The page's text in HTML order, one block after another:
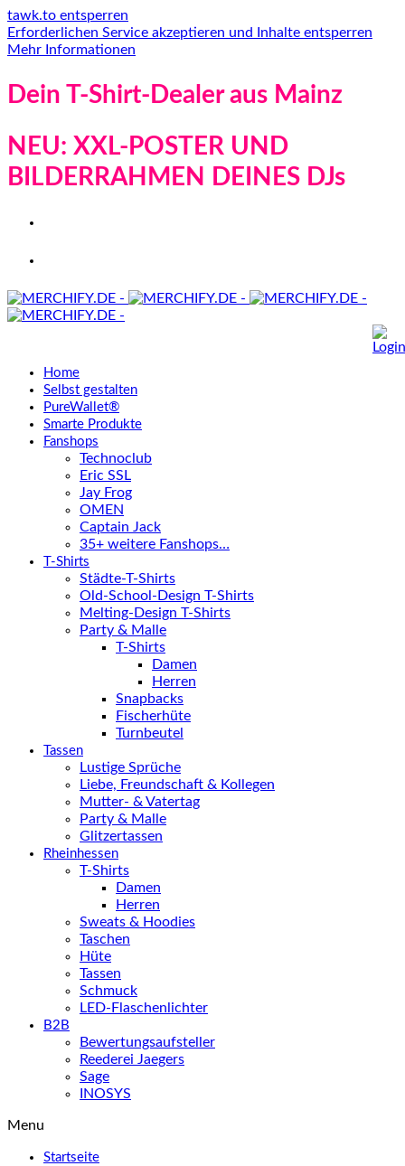
tawk.to entsperren
Erforderlichen Service akzeptieren und Inhalte entsperren
Mehr Informationen
Dein T-Shirt-Dealer aus Mainz
NEU: XXL-POSTER UND
BILDERRAHMEN DEINES DJs
Home
Selbst gestalten
PureWallet®
Smarte Produkte
Fanshops
Technoclub
Eric SSL
Jay Frog
OMEN
Captain Jack
35+ weitere Fanshops…
T-Shirts
Städte-T-Shirts
Old-School-Design T-Shirts
Melting-Design T-Shirts
Party & Malle
T-Shirts
Damen
Herren
Snapbacks
Fischerhüte
Turnbeutel
Tassen
Lustige Sprüche
Liebe, Freundschaft & Kollegen
Mutter- & Vatertag
Party & Malle
Glitzertassen
Rheinhessen
T-Shirts
Damen
Herren
Sweats & Hoodies
Taschen
Hüte
Tassen
Schmuck
LED-Flaschenlichter
B2B
Bewertungsaufsteller
Reederei Jaegers
Sage
INOSYS
Menu
Startseite